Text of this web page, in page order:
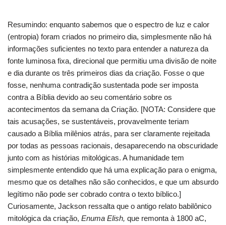
Resumindo: enquanto sabemos que o espectro de luz e calor
(entropia) foram criados no primeiro dia, simplesmente não há
informações suficientes no texto para entender a natureza da
fonte luminosa fixa, direcional que permitiu uma divisão de noite
e dia durante os três primeiros dias da criação. Fosse o que
fosse, nenhuma contradição sustentada pode ser imposta
contra a Bíblia devido ao seu comentário sobre os
acontecimentos da semana da Criação. [NOTA: Considere que
tais acusações, se sustentáveis, provavelmente teriam
causado a Bíblia milênios atrás, para ser claramente rejeitada
por todas as pessoas racionais, desaparecendo na obscuridade
junto com as histórias mitológicas. A humanidade tem
simplesmente entendido que há uma explicação para o enigma,
mesmo que os detalhes não são conhecidos, e que um absurdo
legítimo não pode ser cobrado contra o texto bíblico.]
Curiosamente, Jackson ressalta que o antigo relato babilônico
mitológica da criação, Enuma Elish, que remonta à 1800 aC,